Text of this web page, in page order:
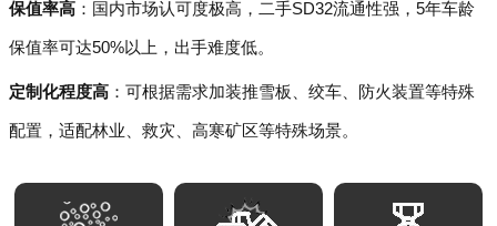
保值率高 ：国内市场认可度极高，二手SD32流通性强，5年车龄
保值率可达50%以上，出手难度低。
定制化程度高 ：可根据需求加装推雪板、绞车、防火装置等特殊
配置，适配林业、救灾、高寒矿区等特殊场景。